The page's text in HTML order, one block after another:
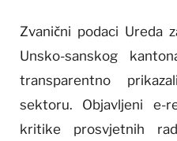
Zvanični podaci Ureda
Unsko-sanskog
transparentno
sektoru. Objavljeni e-
kritike prosvjetnih